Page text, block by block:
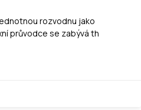
rozvodnu jako
průvodce se zabývá th